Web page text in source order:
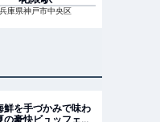
兵庫県神戸市中央区
鮮を手づかみで味わ